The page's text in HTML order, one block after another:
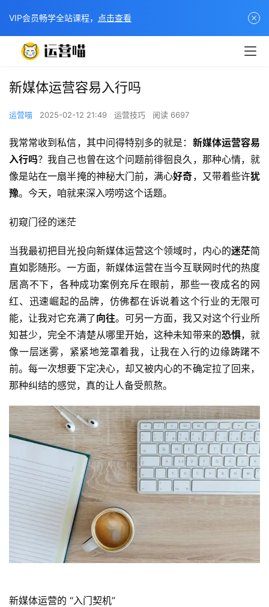
新媒体运营容易入行吗
运营喵 2025-02-12 21:49 运营技巧 阅读 6697
我常常收到私信，其中问得特别多的就是： 新媒体运营容易
入行吗？我自己也曾在这个问题前徘徊良久，那种心情，就
像是站在一扇半掩的神秘大门前，满心好奇，又带着些许犹
豫。今天，咱就来深入唠唠这个话题。
初窥门径的迷茫
当我最初把目光投向新媒体运营这个领域时，内心的迷茫简
直如影随形。一方面，新媒体运营在当今互联网时代的热度
居高不下，各种成功案例充斥在眼前，那些一夜成名的网
红、迅速崛起的品牌，仿佛都在诉说着这个行业的无限可
能，让我对它充满了向往。可另一方面，我又对这个行业所
知甚少，完全不清楚从哪里开始，这种未知带来的恐惧，就
像一层迷雾，紧紧地笼罩着我，让我在入行的边缘踌躇不
前。每一次想要下定决心，却又被内心的不确定拉了回来，
那种纠结的感觉，真的让人备受煎熬。
新媒体运营的 “入门契机”
VIP会员畅学全站课程， 点击查看